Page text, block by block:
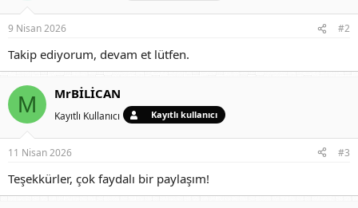
9 Nisan 2026 #2
Takip ediyorum, devam et lütfen.
M MrBİLİCAN
Kayıtlı Kullanıcı Kayıtlı kullanıcı
11 Nisan 2026 #3
Teşekkürler, çok faydalı bir paylaşım!